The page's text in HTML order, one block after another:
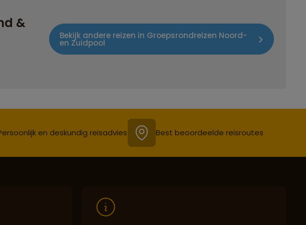
&
Bekijk andere reizen in Groepsrondreizen Noord-
en Zuidpool
en deskundig reisadvies Best beoordeelde reisroutes